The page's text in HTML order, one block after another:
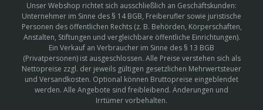
Unser Webshop richtet sich ausschließlich an Geschäftskunden:
Unternehmer im Sinne des § 14 BGB, Freiberufler sowie juristische
Personen des öffentlichen Rechts (z. B. Behörden, Körperschaften,
Anstalten, Stiftungen und vergleichbare öffentliche Einrichtungen).
Ein Verkauf an Verbraucher im Sinne des § 13 BGB
(Privatpersonen) ist ausgeschlossen. Alle Preise verstehen sich als
Nettopreise zzgl. der jeweils gültigen gesetzlichen Mehrwertsteuer
und Versandkosten. Optional können Bruttopreise eingeblendet
werden. Alle Angebote sind freibleibend. Änderungen und
Irrtümer vorbehalten.